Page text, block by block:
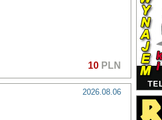
10 PLN
2026.08.06